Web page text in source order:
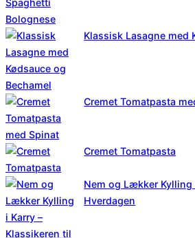
Klassisk Lasagne med
Cremet Tomatpasta
Cremet Tomatpasta
Nem og Lækker Kylling
Hverdagen